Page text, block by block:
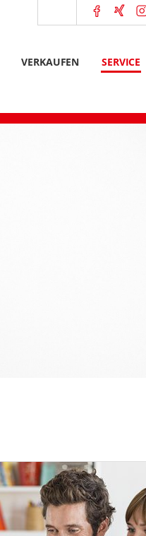
VERKAUFEN SERVICE